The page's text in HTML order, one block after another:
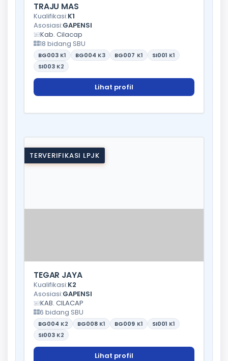
TRAJU MAS
Kualifikasi:K1
Asosiasi:GAPENSI
Kab. Cilacap
18 bidang SBU
BG003 K1 BG004 K3 BG007 K1 SI001 K1
SI003 K2
Lihat profil
TERVERIFIKASI LPJK
TEGAR JAYA
Kualifikasi:K2
Asosiasi:GAPENSI
KAB. CILACAP
6 bidang SBU
BG004 K2 BG008 K1 BG009 K1 SI001 K1
SI003 K2
Lihat profil